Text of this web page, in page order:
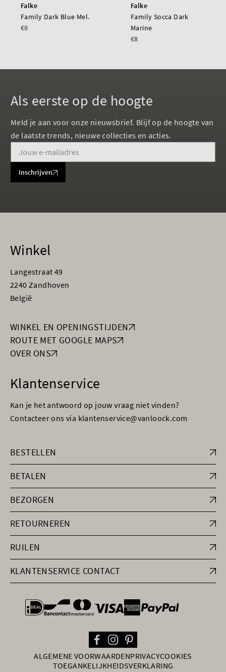
Falke
Family Dark Blue Mel.
€9
Falke
Family Socca Dark
Marine
€8
Als eerste op de hoogte
Meld je aan voor onze nieuwsbrief. Blijf op de hoogte van
de laatste trends, nieuwe collecties en acties.
Inschrijven
Winkel
Langestraat 49
2240 Zandhoven
België
WINKEL EN OPENINGSTIJDEN
ROUTE MET GOOGLE MAPS
OVER ONS
Klantenservice
Kan je het antwoord op jouw vraag niet vinden?
Contacteer ons via klantenservice@vanloock.com
BESTELLEN
BETALEN
BEZORGEN
RETOURNEREN
RUILEN
KLANTENSERVICE CONTACT
general.paymentOptions
ALGEMENE VOORWAARDENPRIVACYCOOKIES
TOEGANKELIJKHEIDSVERKLARING